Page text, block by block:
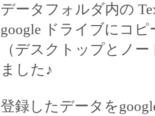
データフォルダ内の
google ドライブにコピ
（デスクトップとノ
ました♪
登録したデータを